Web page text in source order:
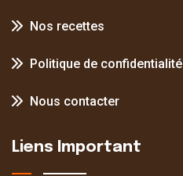
Nos recettes
Politique de confidentialité
Nous contacter
Liens Important